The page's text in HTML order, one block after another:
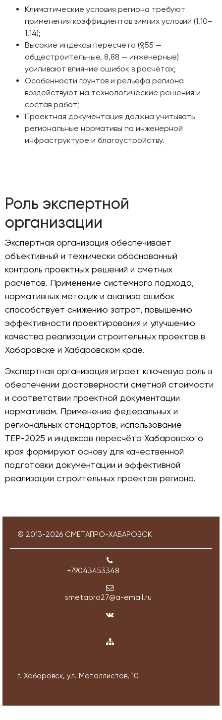
Климатические условия региона требуют
применения коэффициентов зимних условий (1,10–
1,14);
Высокие индексы пересчёта (9,55 —
общестроительные, 8,88 — инженерные)
усиливают влияние ошибок в расчётах;
Особенности грунтов и рельефа региона
воздействуют на технологические решения и
состав работ;
Проектная документация должна учитывать
региональные нормативы по инженерной
инфраструктуре и благоустройству.
Роль экспертной
организации
Экспертная организация обеспечивает
объективный и технически обоснованный
контроль проектных решений и сметных
расчётов. Применение системного подхода,
нормативных методик и анализа ошибок
способствует снижению затрат, повышению
эффективности проектирования и улучшению
качества реализации строительных проектов в
Хабаровске и Хабаровском крае.
Экспертная организация играет ключевую роль в
обеспечении достоверности сметной стоимости
и соответствии проектной документации
нормативам. Применение федеральных и
региональных стандартов, использование
ТЕР-2025 и индексов пересчёта Хабаровского
края формируют основу для качественной
подготовки документации и эффективной
реализации строительных проектов региона.
© 2013-2026 СМЕТАПРО-ХАБАРОВСК
+79043453348
smetapro27@a-email.ru
г. Хабаровск, ул. Металлистов, 10